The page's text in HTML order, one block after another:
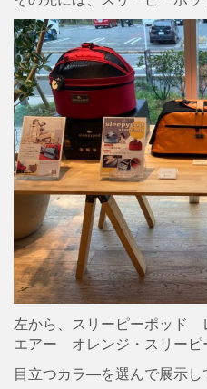
左から、スリーピーポッド
エアー オレンジ・スリー
目立つカラ―を選んで展示し